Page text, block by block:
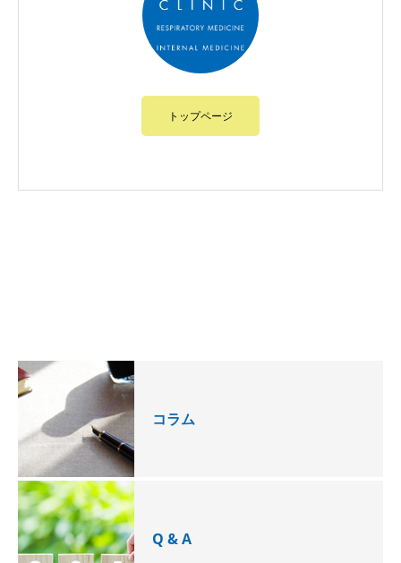
トップページ
コラム
Q & A